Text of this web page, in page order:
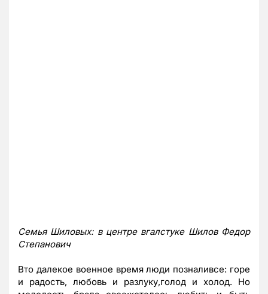
Семья Шиловых: в центре вгалстуке Шилов Федор
Степанович
Вто далекое военное время люди позналивсе: горе
и радость, любовь и разлуку,голод и холод. Но